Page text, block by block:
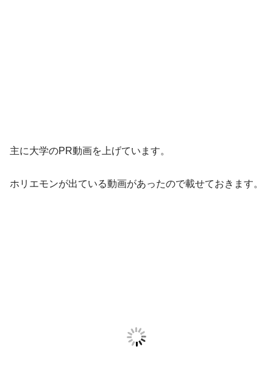
主に大学のPR動画を上げています。
ホリエモンが出ている動画があったので載せておきます。